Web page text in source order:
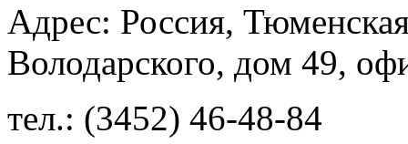
Адрес: Россия,
Володарского, дом 49,
тел.: (3452) 46-48-84